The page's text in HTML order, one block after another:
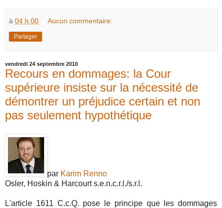
à 04 h 00 Aucun commentaire:
Partager
vendredi 24 septembre 2010
Recours en dommages: la Cour
supérieure insiste sur la nécessité de
démontrer un préjudice certain et non
pas seulement hypothétique
par Karim Renno
Osler, Hoskin & Harcourt s.e.n.c.r.l./s.r.l.
L'article 1611 C.c.Q. pose le principe que les dommages